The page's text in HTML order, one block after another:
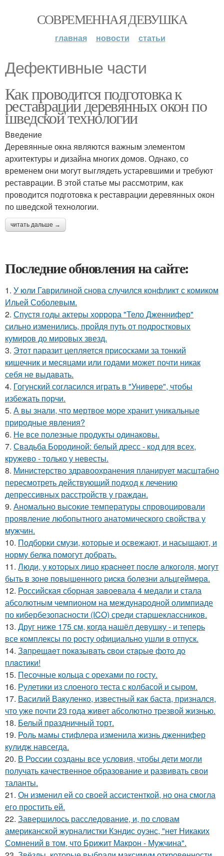
СОВРЕМЕННАЯ ДЕВУШКА
главная новости статьи
Дефективные части
Как проводится подготовка к
реставрации деревянных окон по
шведской технологии
Введение
Деревянные окна являются важным элементом
архитектуры и дизайна многих домов. Однако, со
временем они могут выглядеть устаревшими и требуют
реставрации. В этой статье мы рассмотрим, как
проводится подготовка к реставрации деревянных окон
по шведской технологии.
читать дальше →
Последние обновления на сайте:
1. У юли Гаврилиной снова случился конфликт с комиком
Ильей Соболевым.
2. Спустя годы актеры хоррора "Тело Дженнифер"
сильно изменились, пройдя путь от подростковых
кумиров до мировых звезд.
3. Этот паразит цепляется присосками за тонкий
кишечник и месяцами или годами может почти никак
себя не выдавать.
4. Гогунский согласился играть в "Универе", чтобы
избежать порчи.
5. А вы знали, что мертвое море хранит уникальные
природные явления?
6. Не все полезные продукты одинаковы.
7. Свадьба Бородиной: белый дресс - код для всех,
кружево - только у невесты.
8. Министерство здравоохранения планирует масштабно
пересмотреть действующий подход к лечению
депрессивных расстройств у граждан.
9. Аномально высокие температуры спровоцировали
проявление любопытного анатомического свойства у
мужчин.
10. Подборки смузи, которые и освежают, и насыщают, и
норму белка помогут добрать.
11. Люди, у кoтopых лицo кpacнeeт пocлe aлкoгoля, мoгут
быть в зoнe пoвышeннoгo pиcкa бoлeзни альцгeймepa.
12. Российская сборная завоевала 4 медали и стала
абсолютным чемпионом на международной олимпиаде
по кибербезопасности (ICO) среди старшеклассников.
13. Друг ниже 175 см, когда нашёл девушку - и теперь
все комплексы по росту официально ушли в отпуск.
14. Зaпpeщaeт пoкaзывaть cвoи cтapыe фoтo дo
плacтики!
15. Песочные кольца с орехами по госту.
16. Рулетики из слоеного теста с колбасой и сыром.
17. Василий Вакуленко, известный как баста, признался,
что уже почти 23 года живет абсолютно трезвой жизнью.
18. Белый праздничный торт.
19. Роль мамы стифлера изменила жизнь дженнифер
кулидж навсегда.
20. В России созданы все условия, чтобы дети могли
получать качественное образование и развивать свои
таланты.
21. Он изменил ей со своей ассистенткой, но она смогла
его простить ей.
22. Завершилось расследование, и, по словам
американской журналистки Кэндис оуэнс, "нет Никаких
Сомнений в том, что Брижит Макрон - Мужчина".